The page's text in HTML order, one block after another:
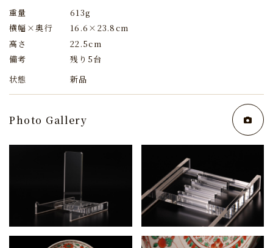
重量
613g
横幅×奥行
16.6×23.8cm
高さ
22.5cm
備考
残り5台
状態
新品
Photo Gallery